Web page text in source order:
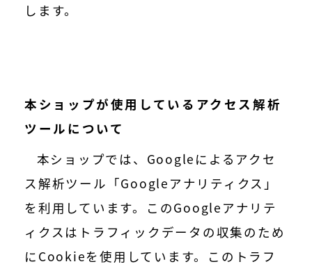
します。
本ショップが使用しているアクセス解析
ツールについて
本ショップでは、Googleによるアクセ
ス解析ツール「Googleアナリティクス」
を利用しています。このGoogleアナリテ
ィクスはトラフィックデータの収集のため
にCookieを使用しています。このトラフ